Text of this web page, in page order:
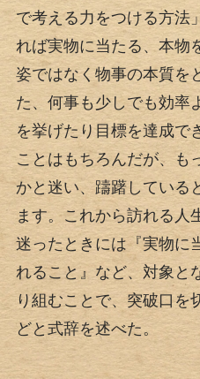
で考える力をつける方法
れば実物に当たる、本物
姿ではなく物事の本質を
た、何事も少しでも効率
を挙げたり目標を達成で
ことはもちろんだが、も
かと迷い、躊躇している
ます。これから訪れる人
迷ったときには『実物に
れること』など、対象と
り組むことで、突破口を
どと式辞を述べた。